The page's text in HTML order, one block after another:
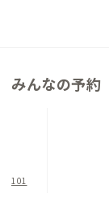
して仕事をされ
部、奈良市などに
【枚方市内、京阪
みんなの予約
101